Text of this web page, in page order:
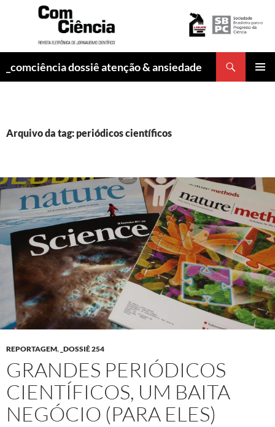
_comciência dossiê atenção & ansiedade
Arquivo da tag: periódicos científicos
REPORTAGEM, _DOSSIÊ 254
GRANDES PERIÓDICOS
CIENTÍFICOS, UM BAITA
NEGÓCIO (PARA ELES)